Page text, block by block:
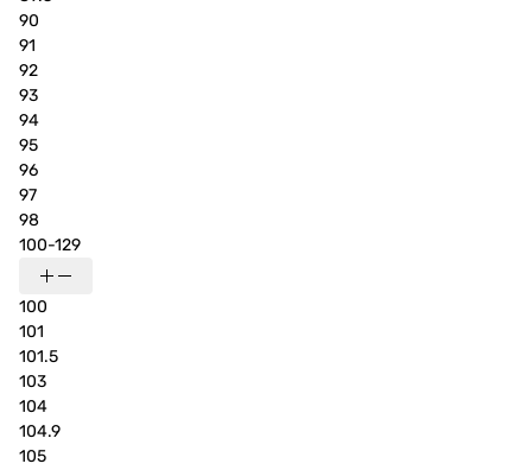
90
91
92
93
94
95
96
97
98
100-129
100
101
101.5
103
104
104.9
105